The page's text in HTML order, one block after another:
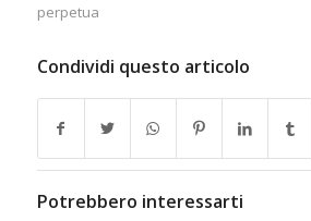
perpetua
Condividi questo articolo
Potrebbero interessarti